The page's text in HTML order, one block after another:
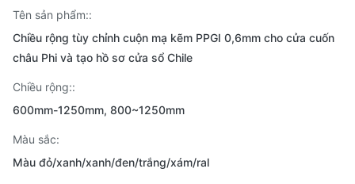
Tên sản phẩm::
Chiều rộng tùy chỉnh cuộn mạ kẽm PPGI 0,6mm cho cửa cuốn
châu Phi và tạo hồ sơ cửa sổ Chile
Chiều rộng::
600mm-1250mm, 800~1250mm
Màu sắc:
Màu đỏ/xanh/xanh/đen/trắng/xám/ral